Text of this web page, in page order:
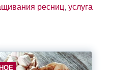
ресниц, услуга